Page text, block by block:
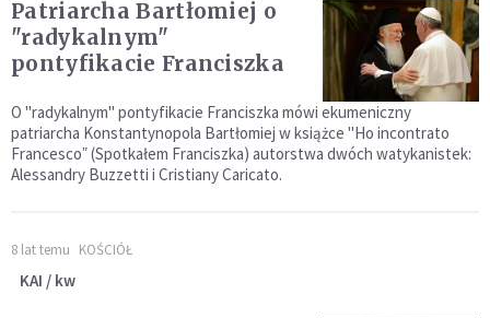
Patriarcha Bartłomiej o
"radykalnym"
pontyfikacie Franciszka
O "radykalnym" pontyfikacie Franciszka mówi ekumeniczny
patriarcha Konstantynopola Bartłomiej w książce "Ho incontrato
Francescoˮ (Spotkałem Franciszka) autorstwa dwóch watykanistek:
Alessandry Buzzetti i Cristiany Caricato.
8 lat temu KOŚCIÓŁ
KAI / kw